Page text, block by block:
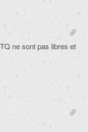
ne sont pas libres et